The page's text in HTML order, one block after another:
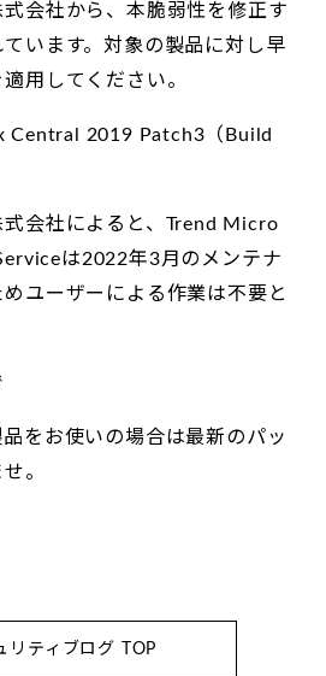
式会社から、本脆弱性を修正す
います。対象の製品に対し早
用してください。
Central 2019 Patch3（Build
式会社によると、Trend Micro
は2022年3月のメンテナ
ユーザーによる作業は不要と
をお使いの場合は最新のパッ
。
リティブログ TOP